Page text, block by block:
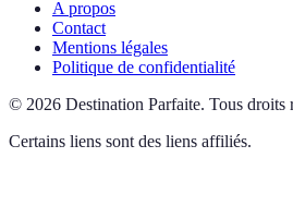
A propos
Contact
Mentions légales
Politique de confidentialité
© 2026 Destination Parfaite. Tous droits
Certains liens sont des liens affiliés.